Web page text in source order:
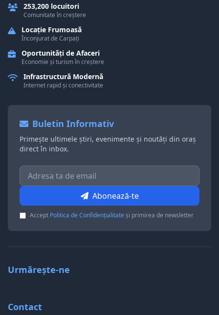
253,200 locuitori
Comunitate în creștere
Locație Frumoasă
Înconjurat de Carpați
Oportunități de Afaceri
Economie și turism în creștere
Infrastructură Modernă
Internet rapid și conectivitate
Buletin Informativ
Primește ultimele știri, evenimente și noutăți din oraș
direct în inbox.
Abonează-te
Accept Politica de Confidențialitateși primirea de newsletter
Urmărește-ne
Contact